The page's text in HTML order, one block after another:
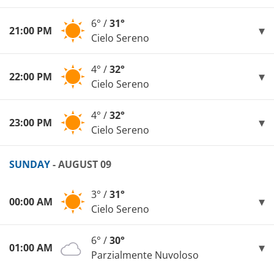
21:00 PM
6° /31°
Cielo Sereno
22:00 PM
4° /32°
Cielo Sereno
23:00 PM
4° /32°
Cielo Sereno
SUNDAY- AUGUST 09
00:00 AM
3° /31°
Cielo Sereno
01:00 AM
6° /30°
Parzialmente Nuvoloso